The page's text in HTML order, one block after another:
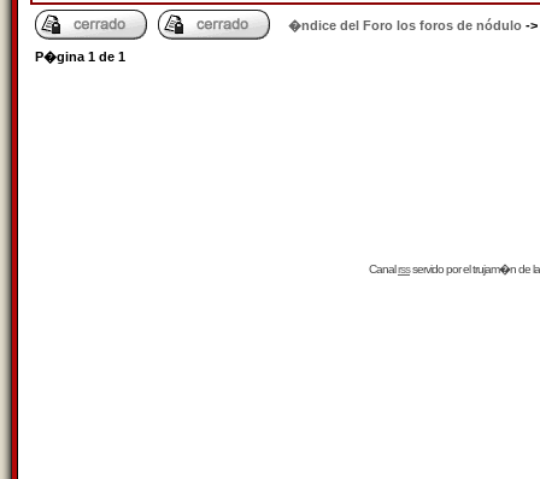
�ndice del Foro los foros de nódulo ->
P�gina 1 de 1
Canalrssservido por eltrujam�nde